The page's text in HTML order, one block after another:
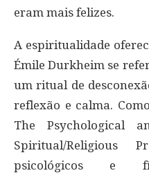
eram mais felizes.
A espiritualidade
Émile Durkheim se
um ritual de
reflexão e calma.
The Psychological
Spiritual/Religious
psicológicos e